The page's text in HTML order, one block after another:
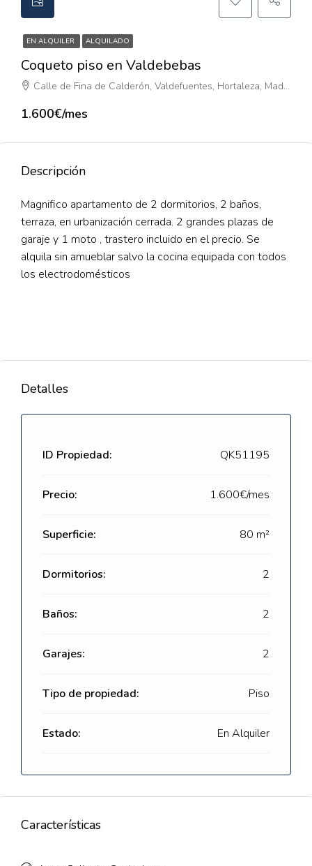
EN ALQUILER ALQUILADO
Coqueto piso en Valdebebas
Calle de Fina de Calderón, Valdefuentes, Hortaleza, Madrid, Comunidad de Madrid, 28055, España
1.600€/mes
Descripción
Magnifico apartamento de 2 dormitorios, 2 baños,
terraza, en urbanización cerrada. 2 grandes plazas de
garaje y 1 moto , trastero incluido en el precio. Se
alquila sin amueblar salvo la cocina equipada con todos
los electrodomésticos
Detalles
ID Propiedad: QK51195
Precio: 1.600€/mes
Superficie: 80 m²
Dormitorios: 2
Baños: 2
Garajes: 2
Tipo de propiedad: Piso
Estado: En Alquiler
Características